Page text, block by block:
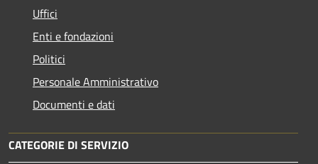
Uffici
Enti e fondazioni
Politici
Personale Amministrativo
Documenti e dati
CATEGORIE DI SERVIZIO